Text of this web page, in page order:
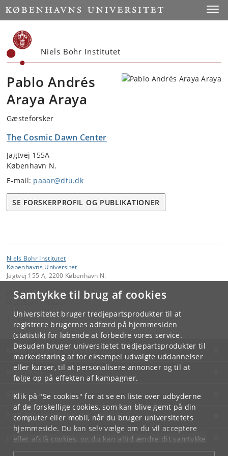
Samtykke til brug af cookies
Universitetet bruger tredjepartsprodukter til at
registrere brugernes adfærd på hjemmesiden
(statistik) for løbende at forbedre vores service.
Desuden bruger universitetet tredjepartsprodukter til
markedsføring af for eksempel udvalgte uddannelser
eller kurser, til at personalisere annoncer og til at
følge op på effekten af kampagner.
Klik på "Se cookies" for at se en liste over udbyderne
af de forskellige cookies, som kan blive gemt på din
computer eller mobil, når du bruger universitetets
hjemmeside. Du kan selv vælge om du vil acceptere
eller afslå cookies, og du kan altid ændre dit samtykke
underCookie- og privatlivspolitiksom du finder i
Start
Niels Bohr Institutet
Pablo Andrés
Araya Araya
Gæsteforsker
The Cosmic Dawn Center
Jagtvej 155A
København N.
E-mail: paaar@dtu.dk
SE FORSKERPROFIL OG PUBLIKATIONER
Niels Bohr Institutet
Københavns Universitet
Jagtvej 155 A, 2200 København N.
Kontakt:
Niels Bohr Institutet
KØBENHAVNS UNIVERSITET
KONTAKT
SERVICES
FOR STUDERENDE OG ANSATTE
JOB OG KARRIERE